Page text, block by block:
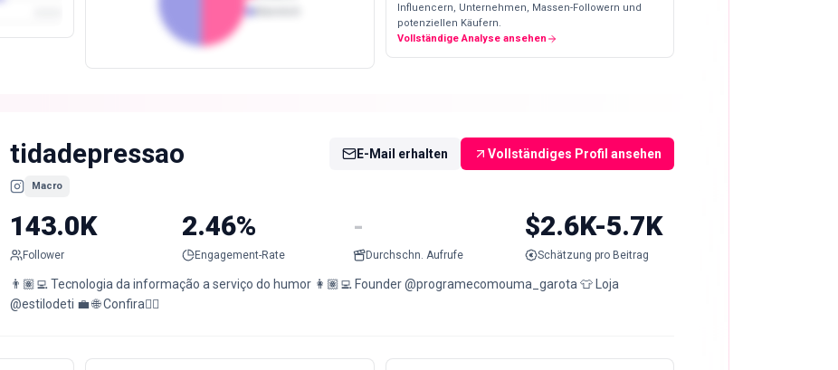
Influencern, Unternehmen, Massen-Followern und
potenziellen Käufern.
Vollständige Analyse ansehen
tidadepressao
Macro
E-Mail erhalten Vollständiges Profil ansehen
143.0K
Follower
2.46%
Engagement-Rate
-
Durchschn. Aufrufe
$2.6K-5.7K
Schätzung pro Beitrag
👨🏽‍💻 Tecnologia da informação a serviço do humor 👩🏽‍💻 Founder @programecomouma_garota 👕 Loja
@estilodeti 💼 🌐 Confira👇🏽